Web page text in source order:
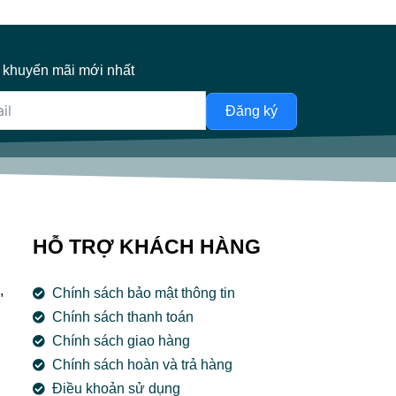
mãi mới nhất
Đăng ký
HỖ TRỢ KHÁCH HÀNG
Chính sách bảo mật thông tin
Chính sách thanh toán
Chính sách giao hàng
Chính sách hoàn và trả hàng
Điều khoản sử dụng